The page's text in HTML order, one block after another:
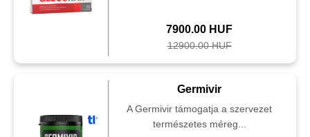
7900.00 HUF
12900.00 HUF
Germivir
A Germivir támogatja a szervezet
természetes méreg...